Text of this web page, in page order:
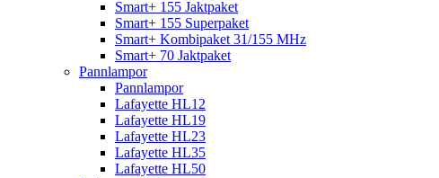
Smart+ 155 Jaktpaket
Smart+ 155 Superpaket
Smart+ Kombipaket 31/155 MHz
Smart+ 70 Jaktpaket
Pannlampor
Pannlampor
Lafayette HL12
Lafayette HL19
Lafayette HL23
Lafayette HL35
Lafayette HL50